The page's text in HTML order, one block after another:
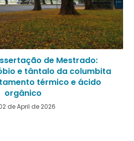
de Mestrado:
e tântalo da columbita
térmico e ácido
orgânico
de April de 2026